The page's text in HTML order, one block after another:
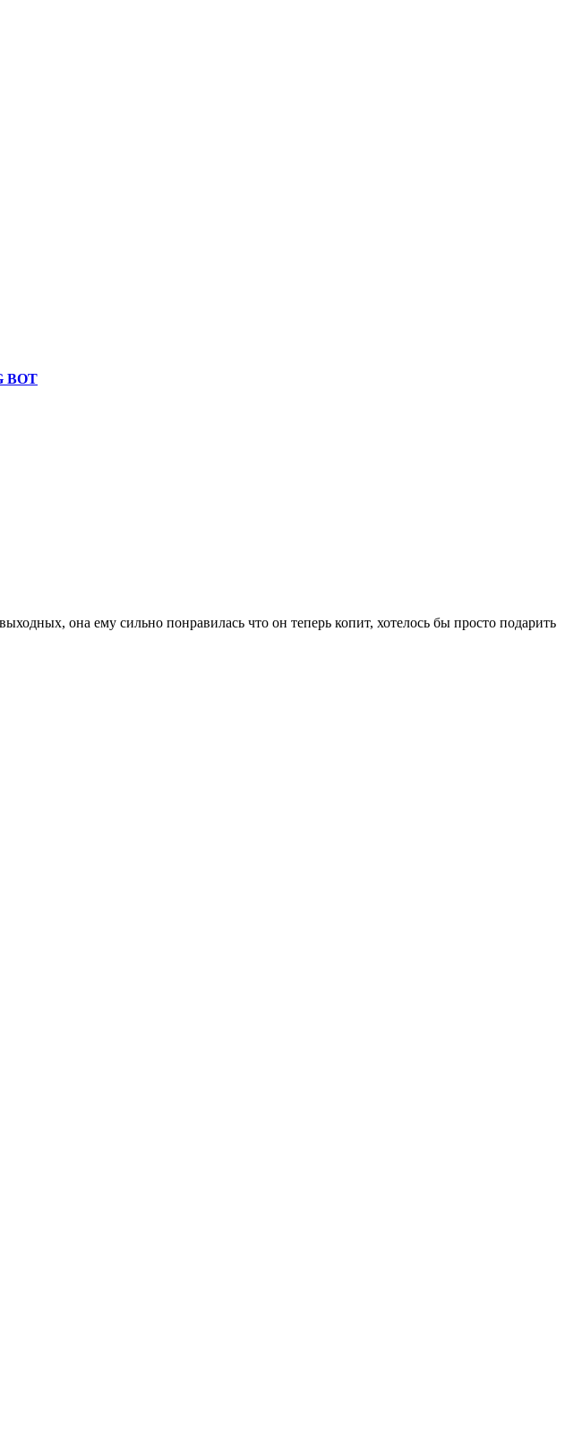
BOT
она ему сильно понравилась что он теперь копит, хотелось бы просто подарить